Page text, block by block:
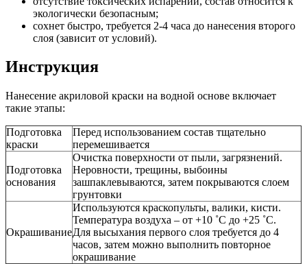
экологически безопасным;
сохнет быстро, требуется 2-4 часа до нанесения второго
слоя (зависит от условий).
Инструкция
Нанесение акриловой краски на водной основе включает
такие этапы:
Подготовка
краски
Перед использованием состав тщательно
перемешивается
Подготовка
основания
Очистка поверхности от пыли, загрязнений.
Неровности, трещины, выбоины
зашпаклевываются, затем покрываются слоем
грунтовки
Окрашивание
Используются краскопульты, валики, кисти.
Температура воздуха – от +10 ˚C до +25 ˚C.
Для высыхания первого слоя требуется до 4
часов, затем можно выполнить повторное
окрашивание